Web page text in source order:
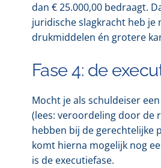
dan € 25.000,00 bedraagt.
juridische slagkracht heb je
drukmiddelen én grotere
Fase 4: de
Mocht je als schuldeiser
(lees: veroordeling door de
hebben bij de gerechtelijke
komt hierna mogelijk nog
is de executiefase.